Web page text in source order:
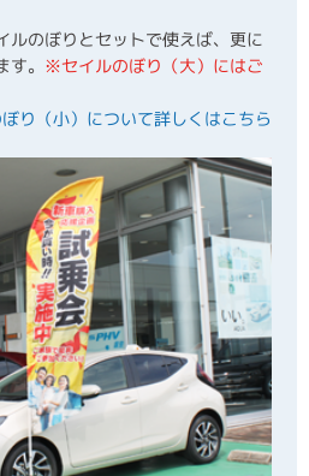
ルのぼりとセットで使えば、更に
。 ※セイルのぼり（大）にはご
り（小）について詳しくはこちら